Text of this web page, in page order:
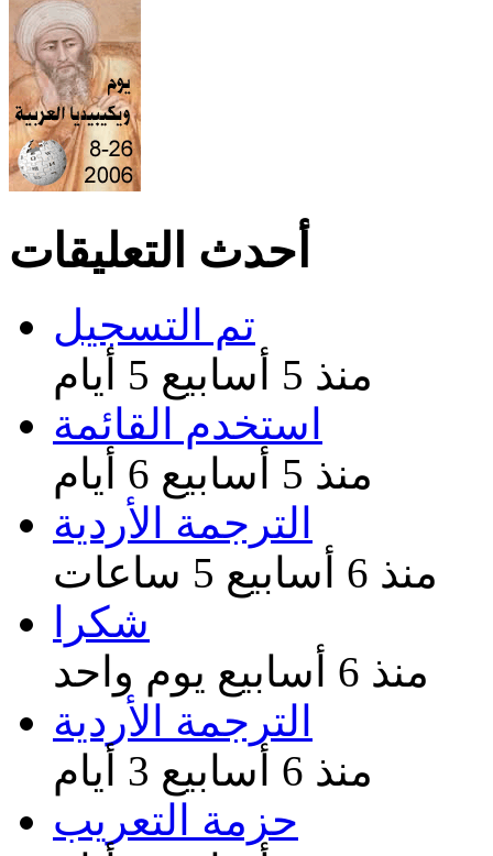
أحدث التعليقات
تم التسجیل
منذ 5 أسابيع 5 أيام
استخدم القائمة
منذ 5 أسابيع 6 أيام
الترجمة الأردية
منذ 6 أسابيع 5 ساعات
شكرا
منذ 6 أسابيع يوم واحد
الترجمة الأردية
منذ 6 أسابيع 3 أيام
حزمة التعريب